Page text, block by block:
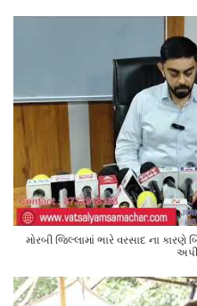
મોરબી જિલ્લામાં ભારે વરસાદ ના